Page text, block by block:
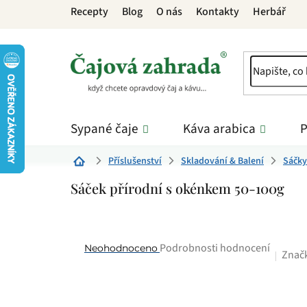
Recepty Blog O nás Kontakty Herbář
Sypané čaje Káva arabica
Domů Příslušenství Skladování & Balení Sáčky
Sáček přírodní s okénkem 50-100g
Průměrné
Neohodnoceno Podrobnosti hodnocení